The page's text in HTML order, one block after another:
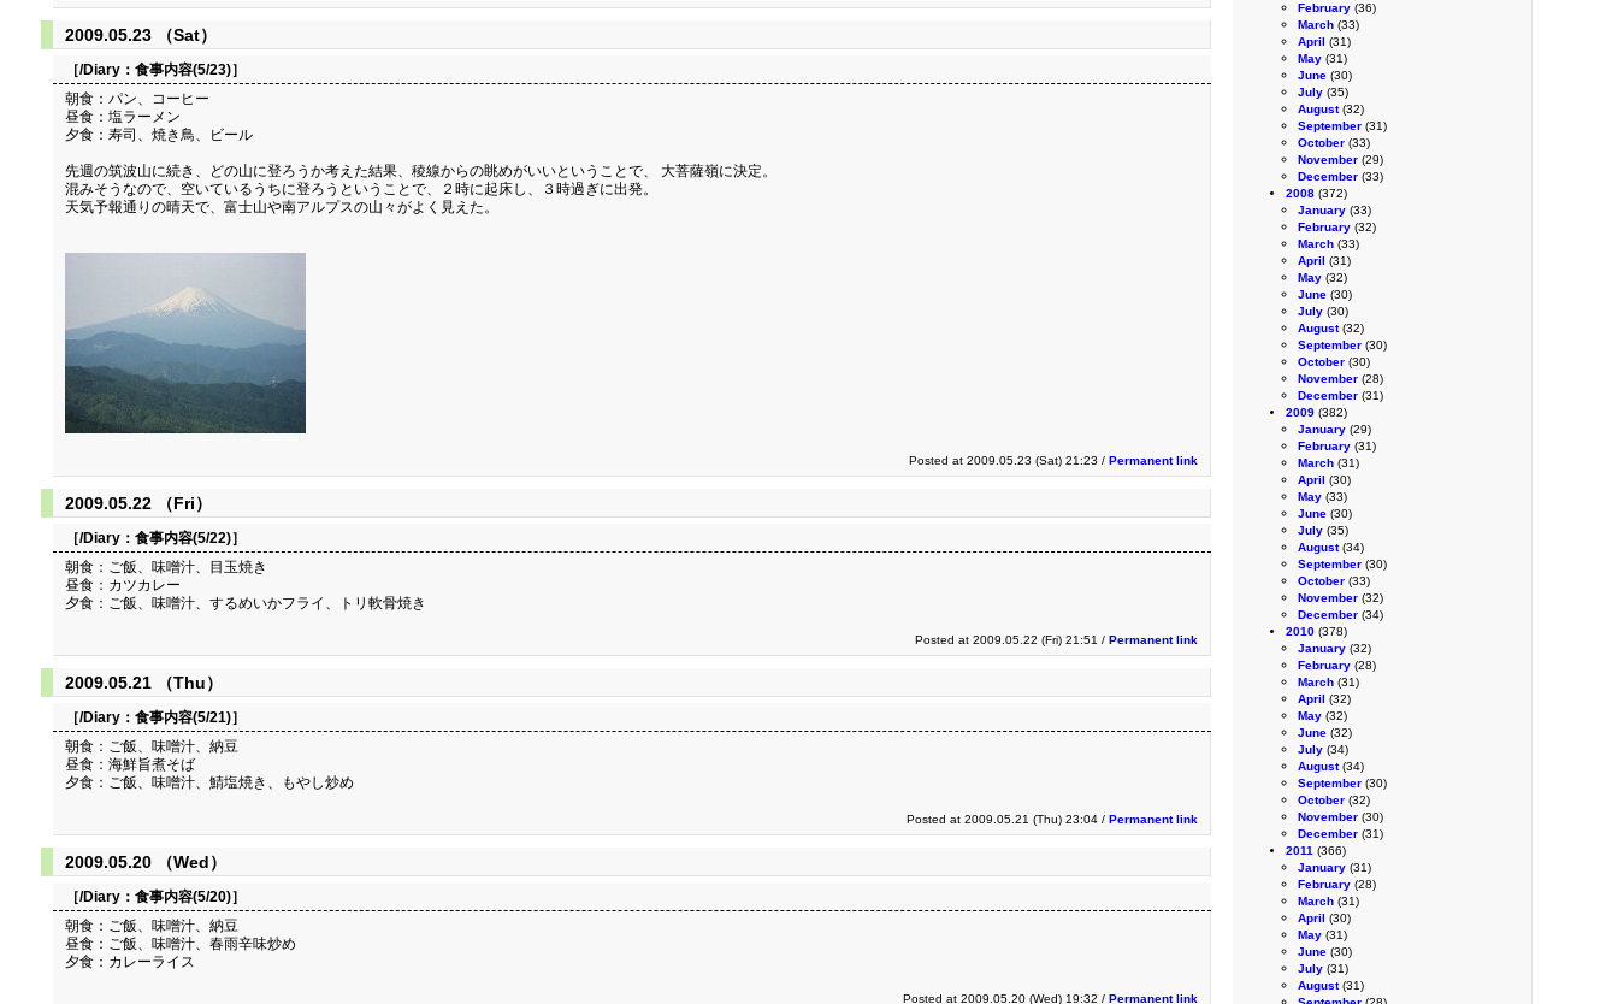
February (36)
March (33)
April (31)
May (31)
June (30)
July (35)
August(32)
September (31)
October (33)
November (29)
December (33)
2008 (372)
January (33)
February (32)
March (33)
April (31)
May (32)
June (30)
July (30)
August(32)
September (30)
October (30)
November (28)
December (31)
2009 (382)
January (29)
February (31)
March (31)
April (30)
May (33)
June (30)
July (35)
August(34)
September (30)
October (33)
November (32)
December (34)
2010 (378)
January (32)
February (28)
March (31)
April (32)
May (32)
June (32)
July (34)
August(34)
September (30)
October (32)
November (30)
December (31)
2011 (366)
January (31)
February (28)
March (31)
April (30)
May (31)
June (30)
July (31)
August(31)
2009.05.23 （Sat）
［/Diary： 食事内容(5/23)］
朝食：パン、コーヒー
昼食：塩ラーメン
夕食：寿司、焼き鳥、ビール
先週の筑波山に続き、どの山に登ろうか考えた結果、稜線からの眺めがいいということで、 大菩薩嶺に決定。
混みそうなので、空いているうちに登ろうということで、２時に起床し、３時過ぎに出発。
天気予報通りの晴天で、富士山や南アルプスの山々がよく見えた。
Posted at 2009.05.23 (Sat) 21:23 / Permanent link
2009.05.22 （Fri）
［/Diary： 食事内容(5/22)］
朝食：ご飯、味噌汁、目玉焼き
昼食：カツカレー
夕食：ご飯、味噌汁、するめいかフライ、トリ軟骨焼き
Posted at 2009.05.22 (Fri) 21:51 / Permanent link
2009.05.21 （Thu）
［/Diary： 食事内容(5/21)］
朝食：ご飯、味噌汁、納豆
昼食：海鮮旨煮そば
夕食：ご飯、味噌汁、鯖塩焼き、もやし炒め
Posted at 2009.05.21 (Thu) 23:04 / Permanent link
2009.05.20 （Wed）
［/Diary： 食事内容(5/20)］
朝食：ご飯、味噌汁、納豆
昼食：ご飯、味噌汁、春雨辛味炒め
夕食：カレーライス
Posted at 2009.05.20 (Wed) 19:32 / Permanent link